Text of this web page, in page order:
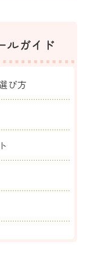
ルガイド
び方